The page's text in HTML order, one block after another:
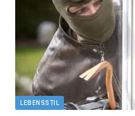
LEBENSSTIL